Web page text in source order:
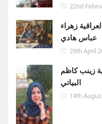
22nd
زهراء
عباس هادي
29th April
زينب كاظم
البياتي
14th